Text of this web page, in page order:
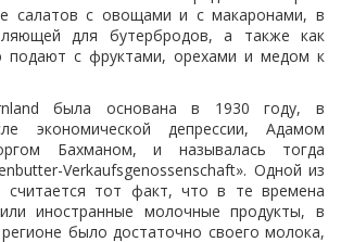
салатов с овощами и с макаронами, в
для бутербродов, а также как
подают с фруктами, орехами и медом к
была основана в 1930 году, в
экономической депрессии, Адамом
Бахманом, и называлась тогда
Verkaufsgenossenschaft». Одной из
считается тот факт, что в те времена
иностранные молочные продукты, в
было достаточно своего молока,